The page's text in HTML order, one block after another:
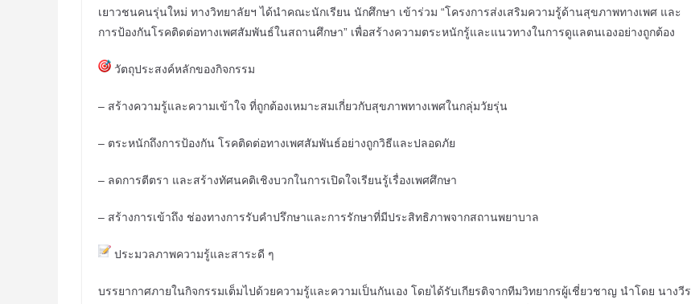
เยาวชนคนรุ่นใหม่ ทางวิทยาลัยฯ ได้นำคณะนักเรียน นักศึกษา เข้าร่วม “โครงการส่งเสริมความรู้ด้านสุขภาพทางเพศ และ
การป้องกันโรคติดต่อทางเพศสัมพันธ์ในสถานศึกษา” เพื่อสร้างความตระหนักรู้และแนวทางในการดูแลตนเองอย่างถูกต้อง
วัตถุประสงค์หลักของกิจกรรม
– สร้างความรู้และความเข้าใจ ที่ถูกต้องเหมาะสมเกี่ยวกับสุขภาพทางเพศในกลุ่มวัยรุ่น
– ตระหนักถึงการป้องกัน โรคติดต่อทางเพศสัมพันธ์อย่างถูกวิธีและปลอดภัย
– ลดการตีตรา และสร้างทัศนคติเชิงบวกในการเปิดใจเรียนรู้เรื่องเพศศึกษา
– สร้างการเข้าถึง ช่องทางการรับคำปรึกษาและการรักษาที่มีประสิทธิภาพจากสถานพยาบาล
ประมวลภาพความรู้และสาระดี ๆ
บรรยากาศภายในกิจกรรมเต็มไปด้วยความรู้และความเป็นกันเอง โดยได้รับเกียรติจากทีมวิทยากรผู้เชี่ยวชาญ นำโดย นางวีร